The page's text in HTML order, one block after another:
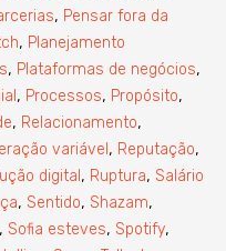
, Pensar fora da
, Planejamento
, Plataformas de negócios,
, Processos, Propósito,
, Relacionamento,
variável , Reputação,
digital , Ruptura, Salário
, Sentido, Shazam,
, Sofia esteves, Spotify,